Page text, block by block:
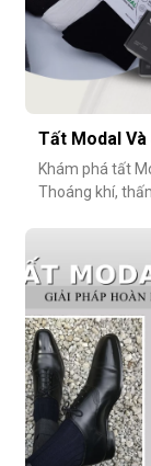
Tất Modal Và
Khám phá tất
Thoáng khí,
ngăn mùi hôi
tất Modal đang
quý ông hiện đ